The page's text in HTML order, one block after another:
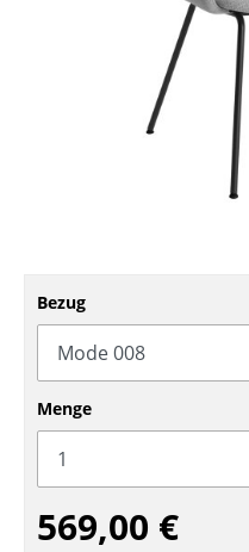
Bänke & Liegen
Bürodrehstühle
Konferenzstühle
Bürosessel
Einzelteile
... alle Sitzmöbel
Bezug
Menge
569,00 €